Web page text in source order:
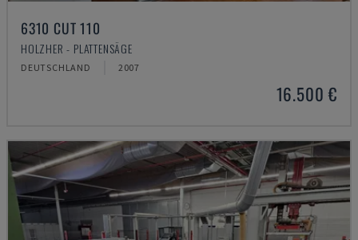
6310 CUT 110
HOLZHER - PLATTENSÄGE
DEUTSCHLAND 2007
16.500 €